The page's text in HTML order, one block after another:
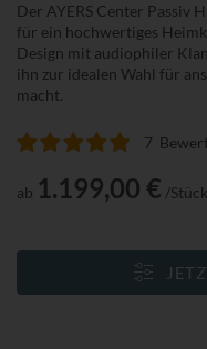
Der AYERS Center Passiv
für ein hochwertiges
Design mit audiophiler
ihn zur idealen Wahl für
macht.
Bewertung: 7
ab 1.199,00 € /Stück